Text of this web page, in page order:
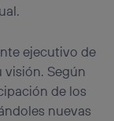
ejecutivo de
visión. Según
de los
nuevas